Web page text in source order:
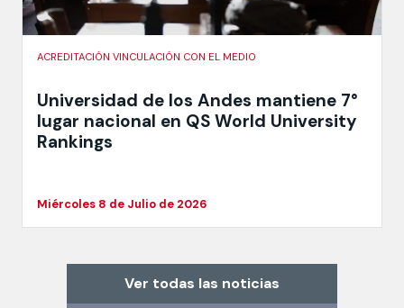
ACREDITACIÓN VINCULACIÓN CON EL MEDIO
Universidad de los Andes mantiene 7°
lugar nacional en QS World University
Rankings
Miércoles 8 de Julio de 2026
Ver todas las noticias